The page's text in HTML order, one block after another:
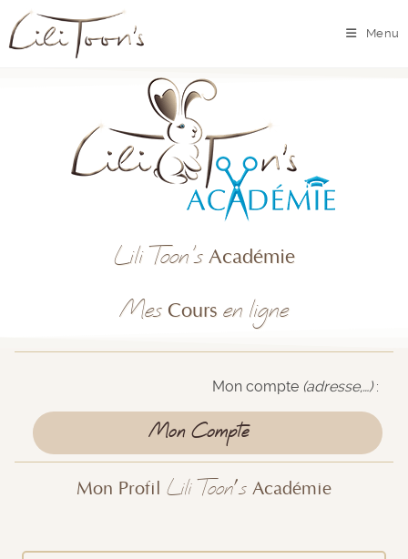
Menu
Lili Toon'sAcadémie
MesCours en ligne
Mon compte (adresse,…):
Mon Compte
Mon Profil Lili Toon’s Académie